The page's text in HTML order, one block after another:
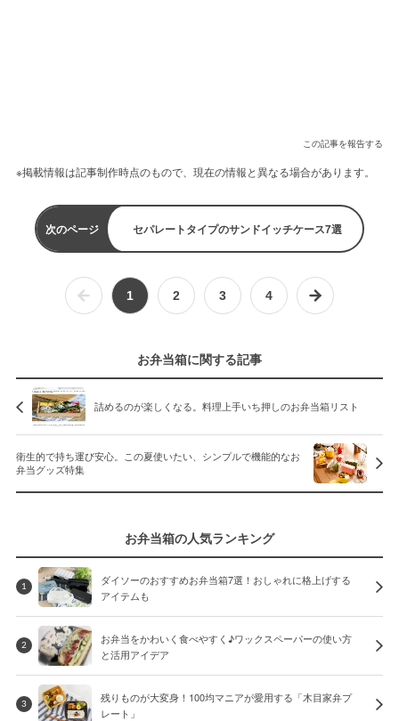
この記事を報告する
※掲載情報は記事制作時点のもので、現在の情報と異なる場合があります。
次のページ セパレートタイプのサンドイッチケース7選
1 2 3 4
お弁当箱に関する記事
詰めるのが楽しくなる。料理上手いち押しのお弁当箱リスト
衛生的で持ち運び安心。この夏使いたい、シンプルで機能的なお
弁当グッズ特集
お弁当箱の人気ランキング
1
ダイソーのおすすめお弁当箱7選！おしゃれに格上げする
アイテムも
2
お弁当をかわいく食べやすく♪ワックスペーパーの使い方
と活用アイデア
3
残りものが大変身！100均マニアが愛用する「木目家弁プ
レート」